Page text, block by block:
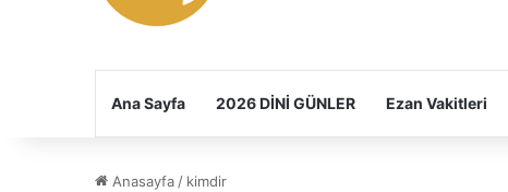
Ana Sayfa 2026 DİNİ GÜNLER Ezan Vakitleri
Anasayfa / kimdir